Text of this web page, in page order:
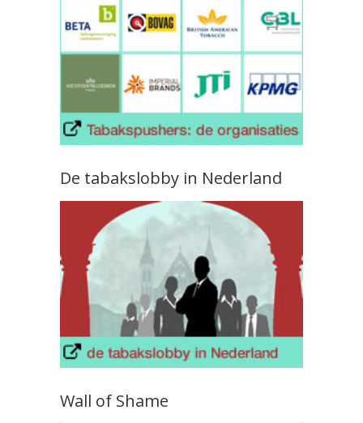
De tabakslobby in Nederland
Wall of Shame